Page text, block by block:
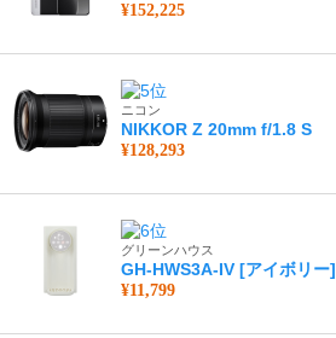
¥152,225
ニコン
NIKKOR Z 20mm f/1.8 S
¥128,293
グリーンハウス
GH-HWS3A-IV [アイボリー]
¥11,799